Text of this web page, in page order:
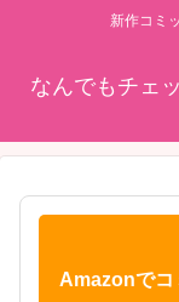
新作コミ
なんでもチェ
Amazonでコ